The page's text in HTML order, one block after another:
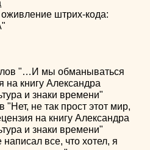
штрих-кода:
"…И мы обманываться
на книгу Александра
и знаки времени"
"Нет, не так прост этот мир,
на книгу Александра
и знаки времени"
все, что хотел, я